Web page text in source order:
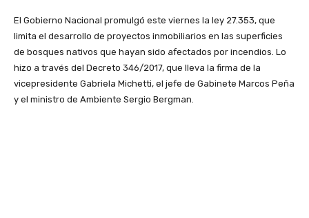
El Gobierno Nacional promulgó este viernes la ley 27.353, que
limita el desarrollo de proyectos inmobiliarios en las superficies
de bosques nativos que hayan sido afectados por incendios. Lo
hizo a través del Decreto 346/2017, que lleva la firma de la
vicepresidente Gabriela Michetti, el jefe de Gabinete Marcos Peña
y el ministro de Ambiente Sergio Bergman.